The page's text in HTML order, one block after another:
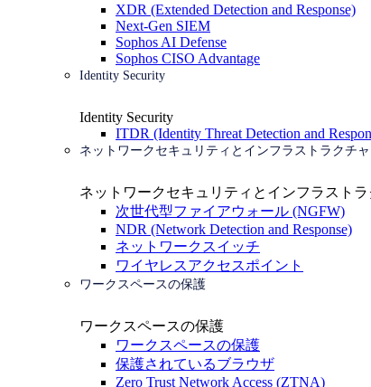
XDR (Extended Detection and Response)
Next-Gen SIEM
Sophos AI Defense
Sophos CISO Advantage
Identity Security
Identity Security
ITDR (Identity Threat Detection and
ネットワークセキュリティとインフラストラクチャ
ネットワークセキュリティとインフラストラ
次世代型ファイアウォール (NGFW)
NDR (Network Detection and Response)
ネットワークスイッチ
ワイヤレスアクセスポイント
ワークスペースの保護
ワークスペースの保護
ワークスペースの保護
保護されているブラウザ
Zero Trust Network Access (ZTNA)